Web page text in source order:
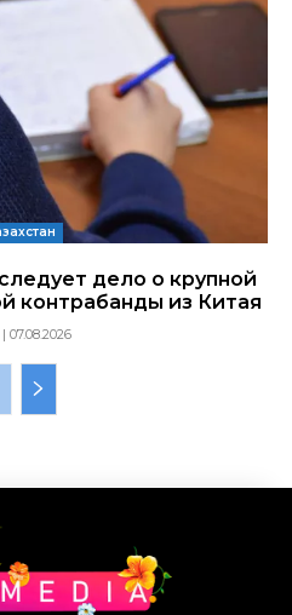
дело о крупной
контрабанды из Китая
| 07.08.2026